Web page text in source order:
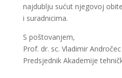
najdublju sućut njegovoj
i suradnicima.
S poštovanjem,
Prof. dr. sc. Vladimir Andročec
Predsjednik Akademije